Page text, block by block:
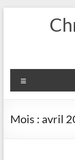
Mois : avril